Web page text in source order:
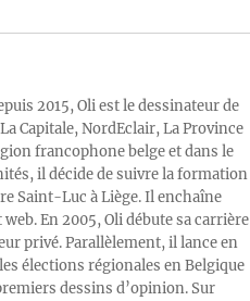
2015, Oli est le dessinateur de
Capitale, NordEclair, La Province
francophone belge et dans le
il décide de suivre la formation
Saint-Luc à Liège. Il enchaîne
En 2005, Oli débute sa carrière
privé. Parallèlement, il lance en
élections régionales en Belgique
dessins d’opinion. Sur